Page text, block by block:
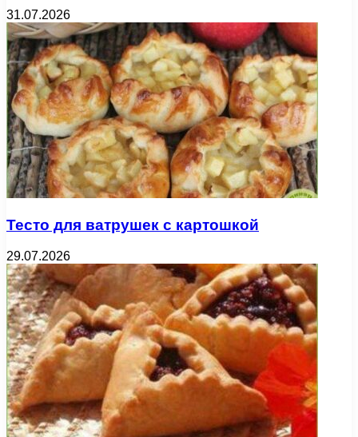
31.07.2026
Тесто для ватрушек с картошкой
29.07.2026